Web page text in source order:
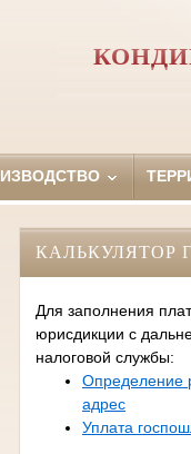
КАЛЬКУЛЯТОР
Для заполнения
юрисдикции с
налоговой службы:
Определение
адрес
Уплата